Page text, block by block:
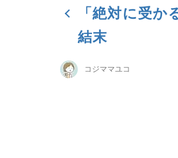
「絶対に受
結末
コジママユコ